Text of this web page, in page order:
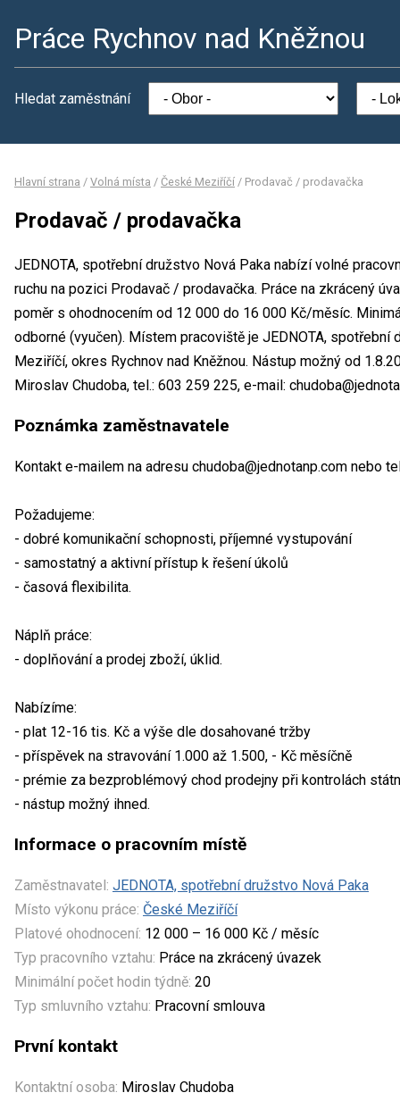
Práce Rychnov nad Kněžnou
Hledat zaměstnání
Hlavní strana / Volná místa / České Meziříčí / Prodavač / prodavačka
Prodavač / prodavačka
JEDNOTA, spotřební družstvo Nová Paka nabízí volné
ruchu na pozici Prodavač / prodavačka. Práce na zkrácený
poměr s ohodnocením od 12 000 do 16 000 Kč/měsíc.
odborné (vyučen). Místem pracoviště je JEDNOTA,
Meziříčí, okres Rychnov nad Kněžnou. Nástup možný od
Miroslav Chudoba, tel.: 603 259 225, e-mail:
Poznámka zaměstnavatele
Kontakt e-mailem na adresu chudoba@jednotanp.com nebo
Požadujeme:
- dobré komunikační schopnosti, příjemné vystupování
- samostatný a aktivní přístup k řešení úkolů
- časová flexibilita.
Náplň práce:
- doplňování a prodej zboží, úklid.
Nabízíme:
- plat 12-16 tis. Kč a výše dle dosahované tržby
- příspěvek na stravování 1.000 až 1.500, - Kč měsíčně
- prémie za bezproblémový chod prodejny při kontrolách
- nástup možný ihned.
Informace o pracovním místě
Zaměstnavatel: JEDNOTA, spotřební družstvo Nová Paka
Místo výkonu práce: České Meziříčí
Platové ohodnocení: 12 000 – 16 000 Kč / měsíc
Typ pracovního vztahu: Práce na zkrácený úvazek
Minimální počet hodin týdně: 20
Typ smluvního vztahu: Pracovní smlouva
První kontakt
Kontaktní osoba: Miroslav Chudoba